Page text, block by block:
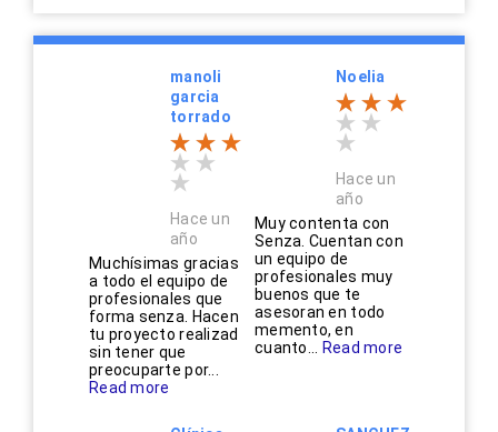
manoli
garcia
torrado
Hace un
año
Muchísimas gracias
a todo el equipo de
profesionales que
forma senza. Hacen
tu proyecto realizad
sin tener que
preocuparte por...
Read more
Noelia
Hace un
año
Muy contenta con
Senza. Cuentan con
un equipo de
profesionales muy
buenos que te
asesoran en todo
memento, en
cuanto...
Read more